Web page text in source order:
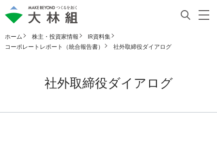
ホーム 株主・投資家情報
IR資料集
コーポレートレポート（統合報告書）
社外取締役ダイアログ
社外取締役ダイアログ